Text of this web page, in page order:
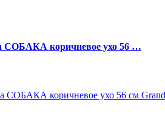
СОБАКА коричневое ухо 56 …